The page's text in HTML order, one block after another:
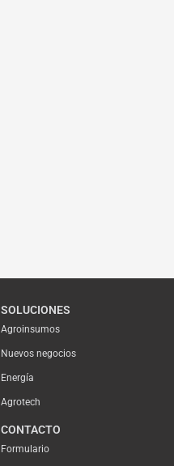
SOLUCIONES
Agroinsumos
Nuevos negocios
Energía
Agrotech
CONTACTO
Formulario